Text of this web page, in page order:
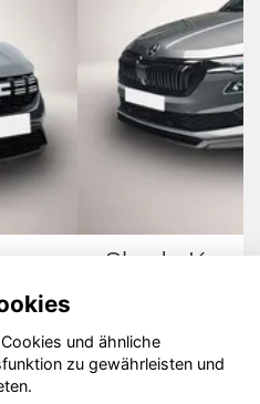
GmbH 2020 - 2026
und ähnliche
zu gewährleisten und